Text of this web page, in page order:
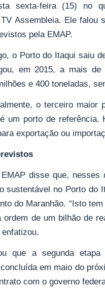
sexta-feira (15) no
Assembleia. Ele
pela EMAP.
o Porto do Itaqui saiu
em 2015, a mais
e 400 toneladas,
o terceiro maior
um porto de
exportação ou
disse que,
sustentável no Porto do
do Maranhão. “Isto
ordem de um bilhão de
que a segunda
em maio do
com o governo